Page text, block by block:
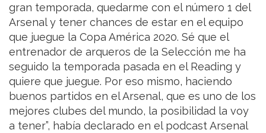
gran temporada, quedarme con el número 1 del
Arsenal y tener chances de estar en el equipo
que juegue la Copa América 2020. Sé que el
entrenador de arqueros de la Selección me ha
seguido la temporada pasada en el Reading y
quiere que juegue. Por eso mismo, haciendo
buenos partidos en el Arsenal, que es uno de los
mejores clubes del mundo, la posibilidad la voy
a tener”, había declarado en el podcast Arsenal